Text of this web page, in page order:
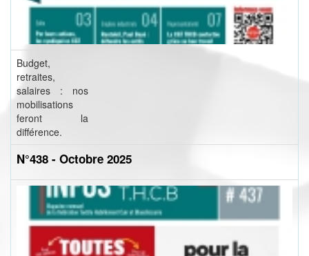
Budget,
retraites,
salaires : nos
mobilisations
feront la
différence.
N°438 - Octobre 2025